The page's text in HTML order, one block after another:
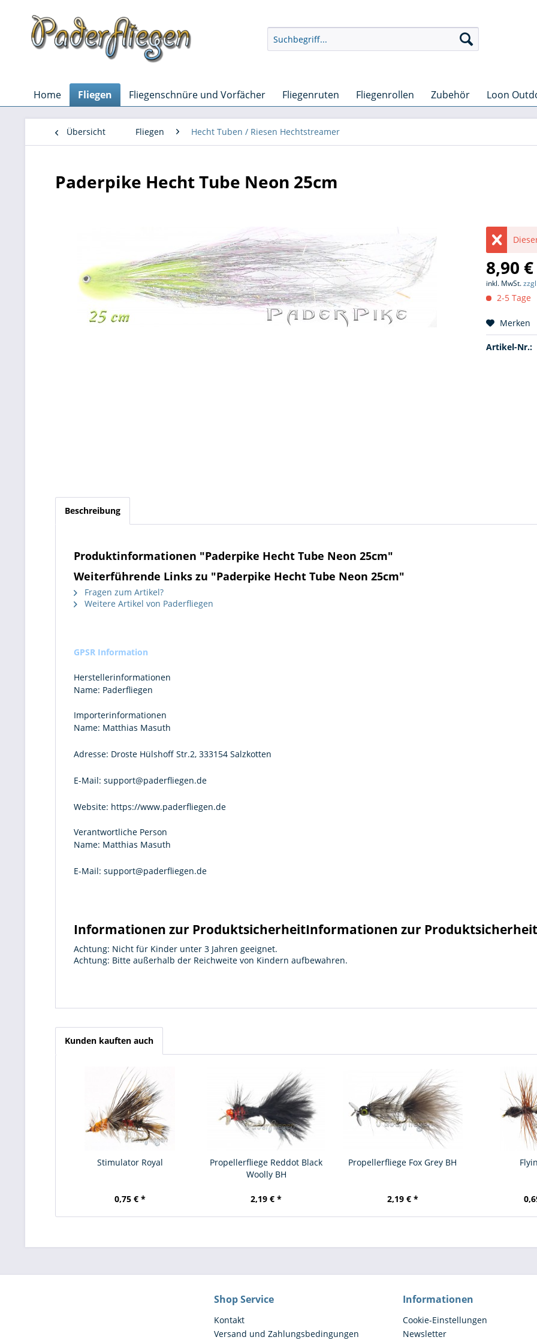
Home Fliegen Fliegenschnüre und Vorfächer Fliegenruten Fliegenrollen Zubehör Loon
Übersicht Fliegen Hecht Tuben / Riesen Hechtstreamer
Paderpike Hecht Tube Neon 25cm
8,90
inkl. MwSt.
2-5 Tage
Merken
Artikel-Nr.:
Beschreibung
Produktinformationen "Paderpike Hecht Tube Neon 25cm"
Weiterführende Links zu "Paderpike Hecht Tube Neon 25cm"
Fragen zum Artikel?
Weitere Artikel von Paderfliegen
GPSR Information
Herstellerinformationen
Name: Paderfliegen
Importerinformationen
Name: Matthias Masuth
Adresse: Droste Hülshoff Str.2, 333154 Salzkotten
E-Mail: support@paderfliegen.de
Website: https://www.paderfliegen.de
Verantwortliche Person
Name: Matthias Masuth
E-Mail: support@paderfliegen.de
Informationen zur ProduktsicherheitInformationen zur Produktsicherheit
Achtung: Nicht für Kinder unter 3 Jahren geeignet.
Achtung: Bitte außerhalb der Reichweite von Kindern aufbewahren.
Kunden kauften auch
Stimulator Royal
0,75 € *
Propellerfliege Reddot Black
Woolly BH
2,19 € *
Propellerfliege Fox Grey BH
2,19 € *
Shop Service
Kontakt
Versand und Zahlungsbedingungen
Informationen
Cookie-Einstellungen
Newsletter